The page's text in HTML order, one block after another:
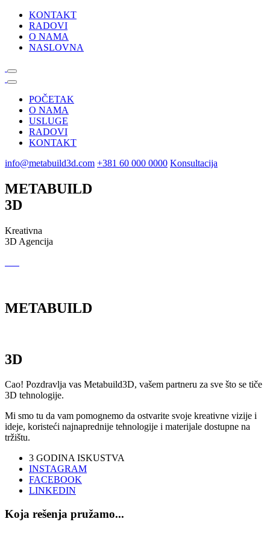
KONTAKT
RADOVI
O NAMA
NASLOVNA
POČETAK
O NAMA
USLUGE
RADOVI
KONTAKT
info@metabuild3d.com +381 60 000 0000 Konsultacija
METABUILD
3D
Kreativna
3D Agencija
METABUILD
3D
Cao! Pozdravlja vas Metabuild3D, vašem partneru za sve što se tiče
3D tehnologije.
Mi smo tu da vam pomognemo da ostvarite svoje kreativne vizije i
ideje, koristeći najnaprednije tehnologije i materijale dostupne na
tržištu.
3 GODINA ISKUSTVA
INSTAGRAM
FACEBOOK
LINKEDIN
Koja rešenja pružamo...